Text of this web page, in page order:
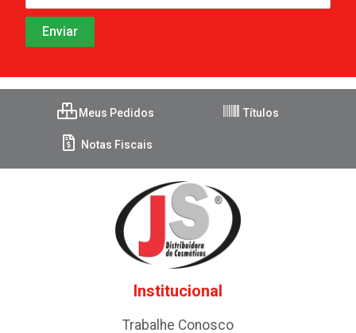
Meus Pedidos Títulos
Notas Fiscais
Institucional
Trabalhe Conosco